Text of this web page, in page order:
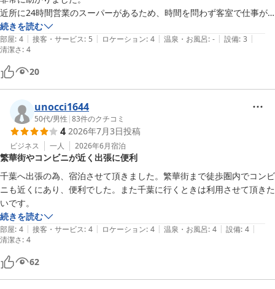
近所に24時間営業のスーパーがあるため、時間を問わず客室で仕事が
できて快適でした。
続きを読む
部屋: 4 | 接客・サービス: 5 | ロケーション: 4 | 温泉・お風呂: - | 設備: 3 |
清潔さ: 4
20
unocci1644
50代/男性 |83件のクチコミ
4 2026年7月3日投稿
ビジネス 一人 2026年6月宿泊
繁華街やコンビニが近く出張に便利
千葉へ出張の為、宿泊させて頂きました。繁華街まで徒歩圏内でコンビ
ニも近くにあり、便利でした。また千葉に行くときは利用させて頂きた
いです。
続きを読む
部屋: 4 | 接客・サービス: 4 | ロケーション: 4 | 温泉・お風呂: 4 | 設備: 4 |
清潔さ: 4
62